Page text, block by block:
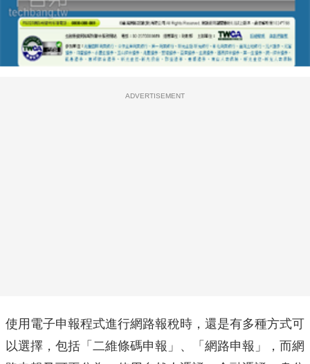
ADVERTISEMENT
使用電子申報程式進行網路報稅時，還是有多種方式可
以選擇，包括「二維條碼申報」、「網路申報」，而網